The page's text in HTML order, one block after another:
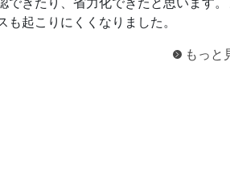
一般事業主行動計画
ゴデザイン・CI設計
起こりにくくなりました。
もっと